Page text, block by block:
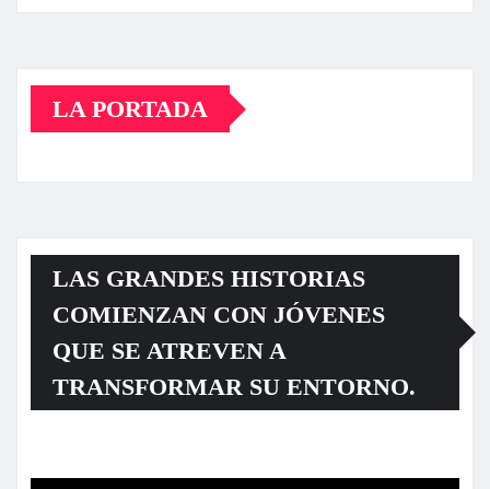
LA PORTADA
LAS GRANDES HISTORIAS
COMIENZAN CON JÓVENES
QUE SE ATREVEN A
TRANSFORMAR SU ENTORNO.